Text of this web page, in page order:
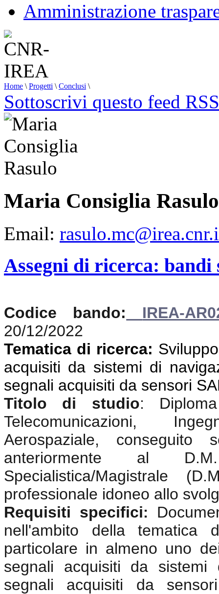
Amministrazione
Home \ Progetti \ Conclusi \
Sottoscrivi questo feed RSS
Maria Consiglia Rasulo
Email:
Assegni di ricerca: bandi
Codice bando:
IREA-
20/12/2022
Tematica di ricerca:
acquisiti da sistemi di
segnali acquisiti da sensori
Titolo di studio:
Telecomunicazioni,
Aerospaziale,
anteriormente al
Specialistica/Magistrale
professionale idoneo allo
Requisiti specifici:
nell'ambito della
particolare in almeno uno
segnali acquisiti da sistemi
segnali acquisiti da